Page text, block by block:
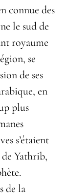
connue des
le sud de
royaume
se
de ses
en
plus
s’étaient
de Yathrib,
de la